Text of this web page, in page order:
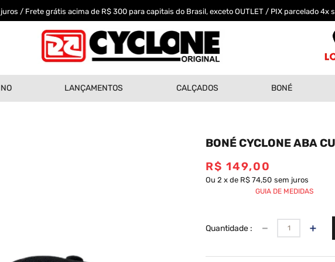
/ Frete grátis acima de R$ 300 para capitais do Brasil, exceto OUTLET / PIX parcelado 4x
LANÇAMENTOS CALÇADOS BONÉ
BONÉ CYCLONE ABA
R$ 149,00
Ou2 x de R$ 74,50 sem juros
GUIA DE MEDIDAS
Quantidade ＋
－